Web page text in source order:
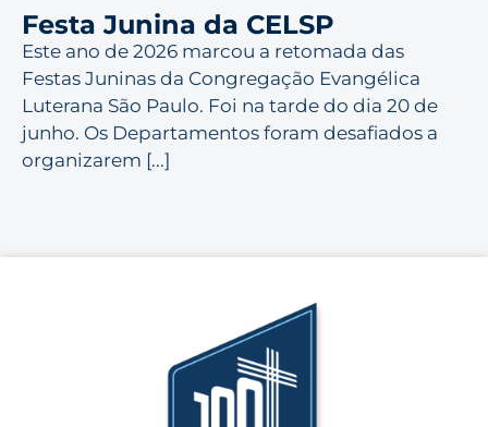
Festa Junina da CELSP
Este ano de 2026 marcou a retomada das
Festas Juninas da Congregação Evangélica
Luterana São Paulo. Foi na tarde do dia 20 de
junho. Os Departamentos foram desafiados a
organizarem [...]